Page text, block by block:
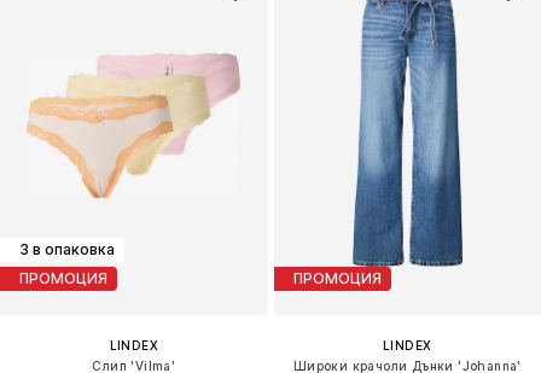
3 в опаковка
ПРОМОЦИЯ
LINDEX
Слип 'Vilma'
ПРОМОЦИЯ
LINDEX
Широки крачоли Дънки 'Johanna'